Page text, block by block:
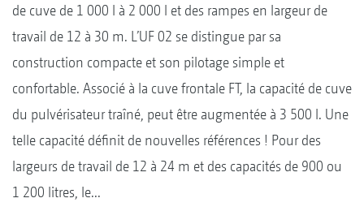
de cuve de 1 000 l à 2 000 l et des rampes en largeur de
travail de 12 à 30 m. L’UF 02 se distingue par sa
construction compacte et son pilotage simple et
confortable. Associé à la cuve frontale FT, la capacité de cuve
du pulvérisateur traîné, peut être augmentée à 3 500 l. Une
telle capacité définit de nouvelles références ! Pour des
largeurs de travail de 12 à 24 m et des capacités de 900 ou
1 200 litres, le...